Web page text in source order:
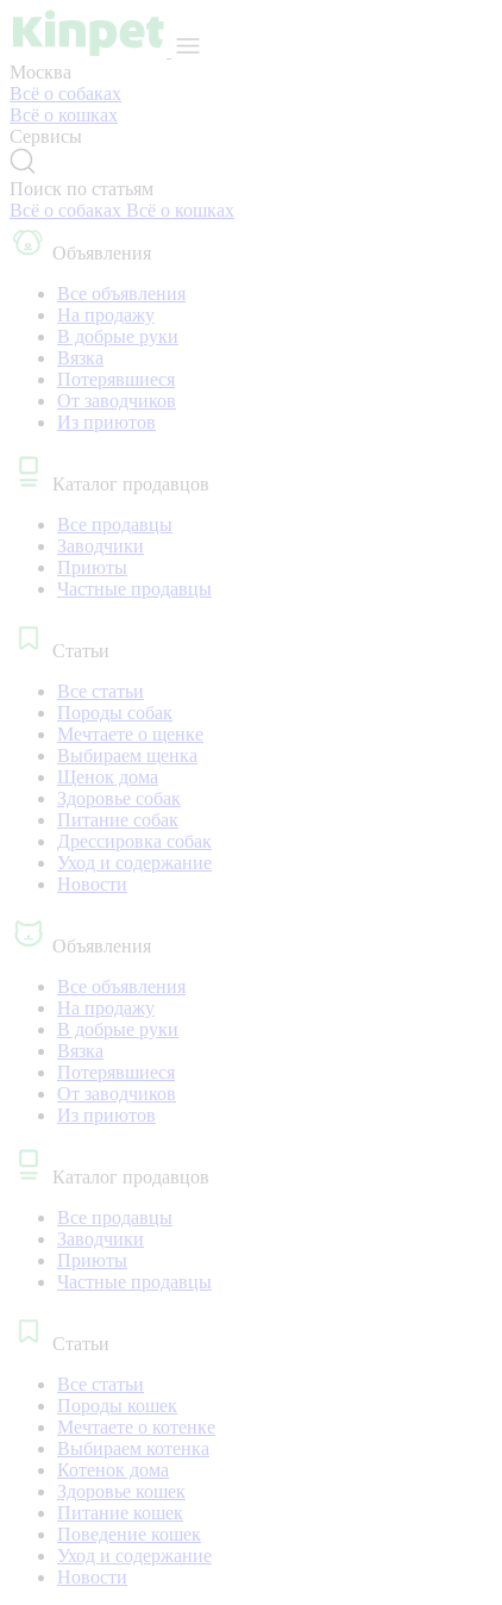
Москва
Всё о собаках
Всё о кошках
Сервисы
Поиск по статьям
Всё о собаках Всё о кошках
Объявления
Все объявления
На продажу
В добрые руки
Вязка
Потерявшиеся
От заводчиков
Из приютов
Каталог продавцов
Все продавцы
Заводчики
Приюты
Частные продавцы
Статьи
Все статьи
Породы собак
Мечтаете о щенке
Выбираем щенка
Щенок дома
Здоровье собак
Питание собак
Дрессировка собак
Уход и содержание
Новости
Объявления
Все объявления
На продажу
В добрые руки
Вязка
Потерявшиеся
От заводчиков
Из приютов
Каталог продавцов
Все продавцы
Заводчики
Приюты
Частные продавцы
Статьи
Все статьи
Породы кошек
Мечтаете о котенке
Выбираем котенка
Котенок дома
Здоровье кошек
Питание кошек
Поведение кошек
Уход и содержание
Новости